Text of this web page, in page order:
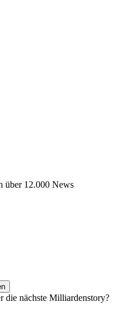
über 12.000 News
die nächste Milliardenstory?